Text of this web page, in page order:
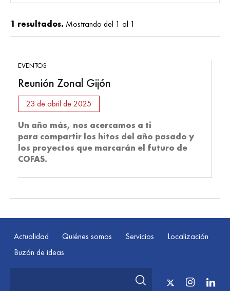
1 resultados. Mostrando del 1 al 1
EVENTOS
Reunión Zonal Gijón
23 de abril de 2025
Un año más, nos acercamos a ti
para compartir los hitos del año pasado y
los proyectos que marcarán el futuro de
COFAS.
Actualidad Quiénes somos Servicios
Localización
Buzón de ideas